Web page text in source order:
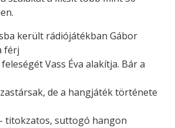
került rádiójátékban Gábor
férj
Vass Éva alakítja. Bár a
de a hangjáték története
titokzatos, suttogó hangon